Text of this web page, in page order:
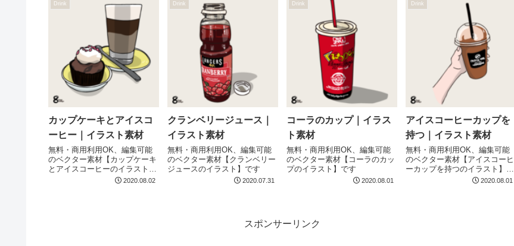
Drink
カップケーキとアイスコ
ーヒー｜イラスト素材
無料・商用利用OK、編集可能
のベクター素材【カップケーキ
とアイスコーヒーのイラスト】
2020.08.02
Drink
クランベリージュース｜
イラスト素材
無料・商用利用OK、編集可能
のベクター素材【クランベリー
ジュースのイラスト】です
2020.07.31
Drink
コーラのカップ｜イラス
ト素材
無料・商用利用OK、編集可能
のベクター素材【コーラのカッ
プのイラスト】です
2020.08.01
Drink
アイスコーヒーカップを
持つ｜イラスト素材
無料・商用利用OK、編集可能
のベクター素材【アイスコーヒ
ーカップを持つのイラスト】で
2020.08.01
スポンサーリンク